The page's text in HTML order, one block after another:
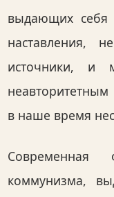
выдающих себя
наставления,
источники, и
в наше время
Современная
коммунизма,